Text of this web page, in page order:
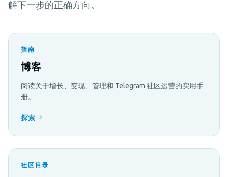
解下一步的正确方向。
指南
博客
阅读关于增长、变现、管理和 Telegram 社区运营的实用手
册。
探索
社区目录